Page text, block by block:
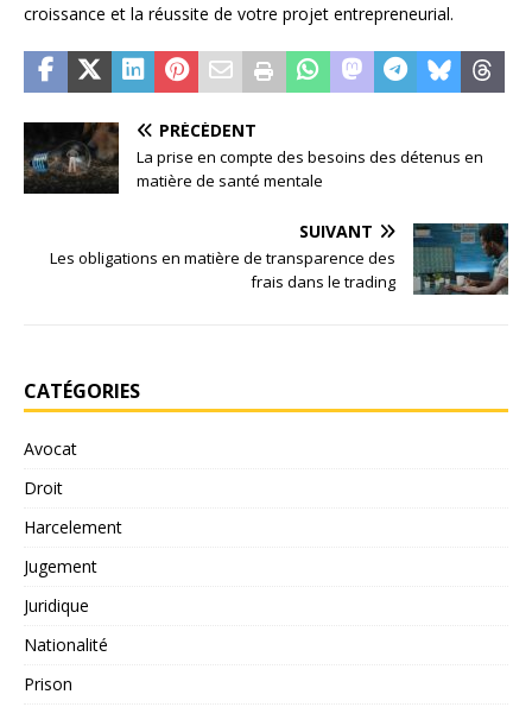
croissance et la réussite de votre projet entrepreneurial.
PRÉCÉDENT
La prise en compte des besoins des détenus en
matière de santé mentale
SUIVANT
Les obligations en matière de transparence des
frais dans le trading
CATÉGORIES
Avocat
Droit
Harcelement
Jugement
Juridique
Nationalité
Prison